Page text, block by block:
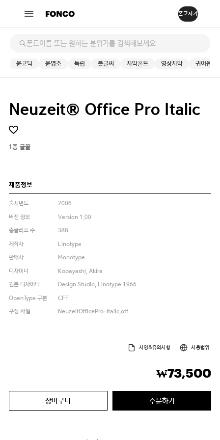
윤고딕 윤명조 독립 붓글씨 자막폰트 영상자막 귀여운
Neuzeit® Office Pro Italic
1종 글꼴
제품정보
출시년도
2006
버전 정보
Version 1.00
총글리프 수
388
제작사
Linotype
판매사
Monotype
디자이너
Kobayashi, Akira
원본 디자이너
Design Studio, Linotype 1966
OpenType 구분
CFF
구성 파일
NeuzeitOfficePro-Italic.otf
사양&유의사항 사용범위
₩73,500
장바구니 주문하기